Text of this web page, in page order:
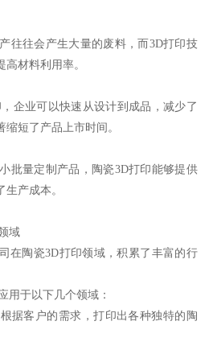
往往会产生大量的废料，而3D打印技
材料利用率。
企业可以快速从设计到成品，减少了
短了产品上市时间。
批量定制产品，陶瓷3D打印能够提供
产成本。
域
在陶瓷3D打印领域，积累了丰富的行
用于以下几个领域：
据客户的需求，打印出各种独特的陶